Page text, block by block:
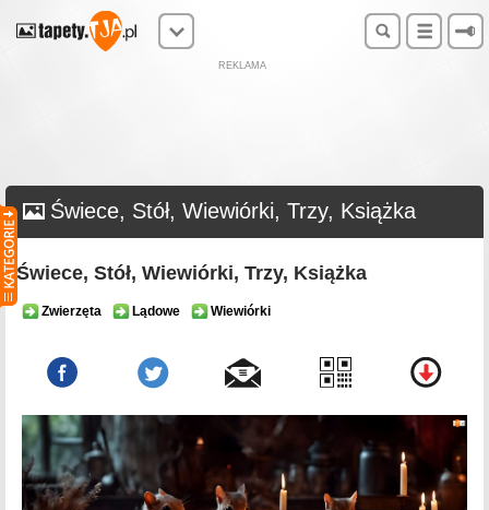
REKLAMA
Świece, Stół, Wiewiórki, Trzy, Książka
Świece, Stół, Wiewiórki, Trzy, Książka
Zwierzęta Lądowe Wiewiórki